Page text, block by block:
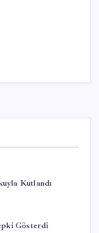
Kutlandı
Gösterdi